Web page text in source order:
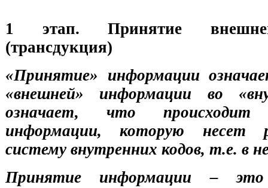
1 этап. Принятие
(трансдукция)
«Принятие» информации
«внешней» информации во
означает, что происходит
информации, которую несет
систему внутренних кодов, т.е. в
Принятие информации – это